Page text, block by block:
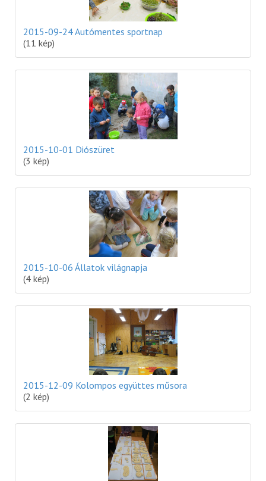
2015-09-24 Autómentes sportnap
(11 kép)
2015-10-01 Diószüret
(3 kép)
2015-10-06 Állatok világnapja
(4 kép)
2015-12-09 Kolompos együttes műsora
(2 kép)